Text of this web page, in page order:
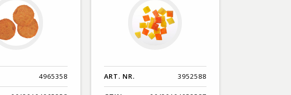
4965358 ART. NR. 3952588